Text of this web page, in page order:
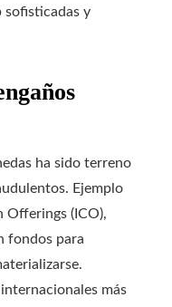
sofisticadas y
ha sido terreno
Ejemplo
Offerings (ICO),
fondos para
más